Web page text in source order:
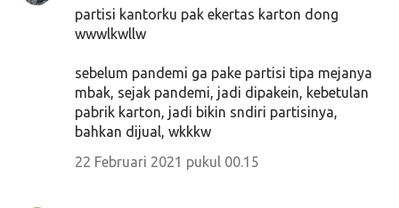
partisi kantorku pak ekertas karton dong
wwwlkwllw
sebelum pandemi ga pake partisi tipa mejanya
mbak, sejak pandemi, jadi dipakein, kebetulan
pabrik karton, jadi bikin sndiri partisinya,
bahkan dijual, wkkkw
22 Februari 2021 pukul 00.15